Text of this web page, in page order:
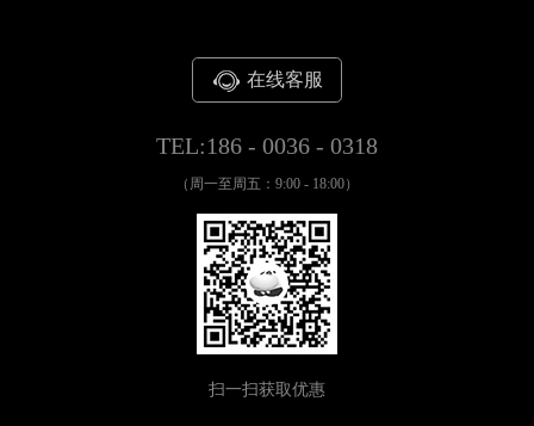
在线客服
TEL:186 - 0036 - 0318
（周一至周五：9:00 - 18:00）
扫一扫获取优惠